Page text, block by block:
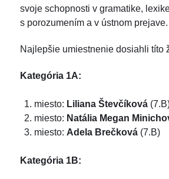
svoje schopnosti v gramatike,
s porozumením a v ústnom prejave.
Najlepšie umiestnenie dosiahli títo
Kategória 1A:
miesto: Liliana Števčíková
miesto: Natália Megan
miesto: Adela Brečková (7.B)
Kategória 1B: